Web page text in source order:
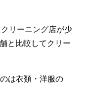
リーニング店が少
と比較してクリー
は衣類・洋服の